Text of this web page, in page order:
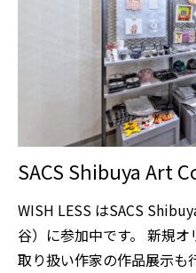
SACS Shibuya Art
WISH LESS はSACS
谷）に参加中です。 新規オ
取り扱い作家の作品展示も